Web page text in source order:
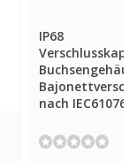
IP68
nach IEC61076-